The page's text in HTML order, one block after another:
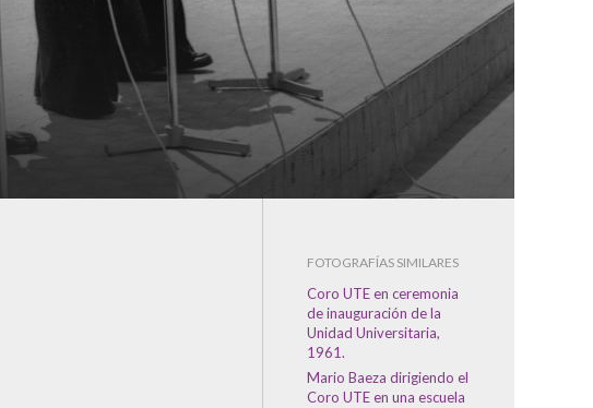
FOTOGRAFÍAS SIMILARES
Coro UTE en ceremonia
de inauguración de la
Unidad Universitaria,
1961.
Mario Baeza dirigiendo el
Coro UTE en una escuela